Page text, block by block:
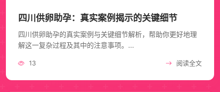
四川供卵助孕：真实案例揭示的关键细节
四川供卵助孕的真实案例与关键细节解析，帮助你更好地理
解这一复杂过程及其中的注意事项。...
13 阅读全文